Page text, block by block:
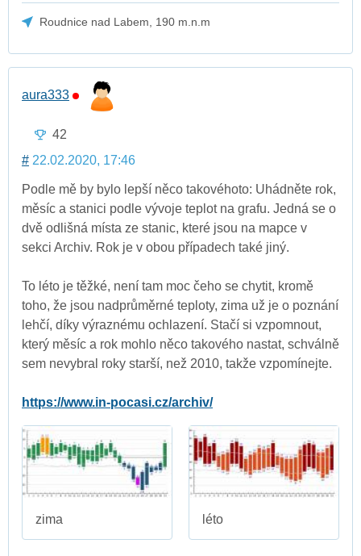
Roudnice nad Labem, 190 m.n.m
aura333
42
# 22.02.2020, 17:46
Podle mě by bylo lepší něco takovéhoto: Uhádněte rok,
měsíc a stanici podle vývoje teplot na grafu. Jedná se o
dvě odlišná místa ze stanic, které jsou na mapce v
sekci Archiv. Rok je v obou případech také jiný.
To léto je těžké, není tam moc čeho se chytit, kromě
toho, že jsou nadprůměrné teploty, zima už je o poznání
lehčí, díky výraznému ochlazení. Stačí si vzpomnout,
který měsíc a rok mohlo něco takového nastat, schválně
sem nevybral roky starší, než 2010, takže vzpomínejte.
https://www.in-pocasi.cz/archiv/
zima léto